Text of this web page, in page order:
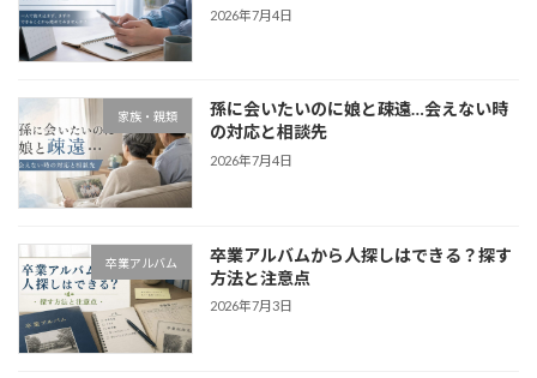
2026年7月4日
家族・親類
孫に会いたいのに娘と疎遠…会えない時
の対応と相談先
2026年7月4日
卒業アルバム
卒業アルバムから人探しはできる？探す
方法と注意点
2026年7月3日